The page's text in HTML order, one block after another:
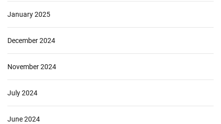
January 2025
December 2024
November 2024
July 2024
June 2024